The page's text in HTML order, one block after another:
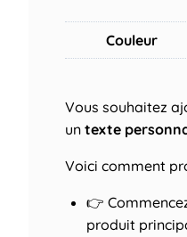
Couleur
Vous souhaitez
un texte
Voici comment
👉
produit